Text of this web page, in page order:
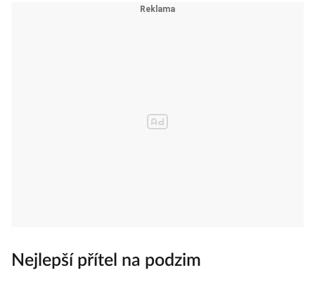
Nejlepší přítel na podzim